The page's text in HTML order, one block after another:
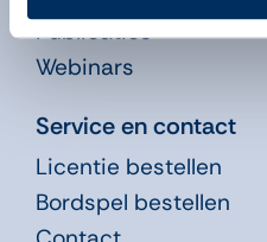
Publicaties
Webinars
Service en contact
Licentie bestellen
Bordspel bestellen